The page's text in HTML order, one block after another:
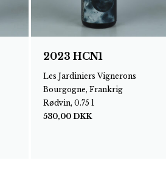
2023 HCN1
Les Jardiniers Vignerons
Bourgogne, Frankrig
Rødvin, 0.75 l
530,00 DKK